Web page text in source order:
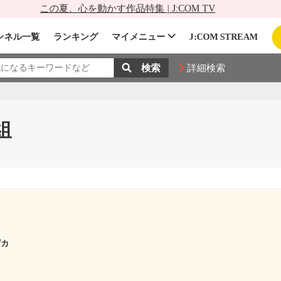
この夏、心を動かす作品特集 | J:COM TV
ネル一覧 ランキング マイメニュー J:COM STREAM
詳細検索